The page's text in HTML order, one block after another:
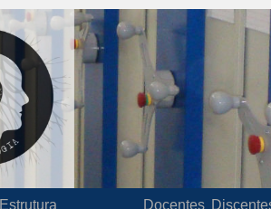
Estrutura Docentes